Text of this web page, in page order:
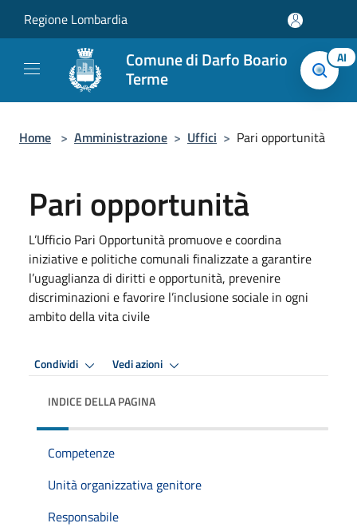
Regione Lombardia
Comune di Darfo Boario
Terme
AI
Home > Amministrazione > Uffici > Pari opportunità
Pari opportunità
L’Ufficio Pari Opportunità promuove e coordina
iniziative e politiche comunali finalizzate a garantire
l’uguaglianza di diritti e opportunità, prevenire
discriminazioni e favorire l’inclusione sociale in ogni
ambito della vita civile
Condividi Vedi azioni
INDICE DELLA PAGINA
Competenze
Unità organizzativa genitore
Responsabile